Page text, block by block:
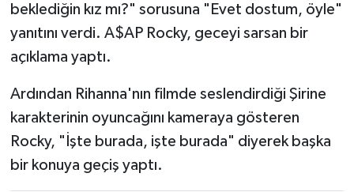
beklediğin kız mı?" sorusuna "Evet dostum, öyle"
yanıtını verdi. A$AP Rocky, geceyi sarsan bir
açıklama yaptı.
Ardından Rihanna'nın filmde seslendirdiği Şirine
karakterinin oyuncağını kameraya gösteren
Rocky, "İşte burada, işte burada" diyerek başka
bir konuya geçiş yaptı.